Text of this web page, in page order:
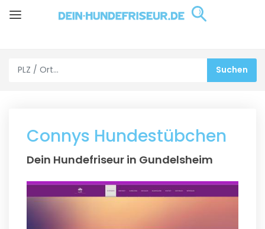
Connys Hundestübchen
Dein Hundefriseur in Gundelsheim